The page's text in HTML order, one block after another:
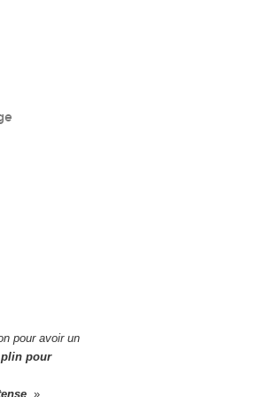
pour avoir un
pour
. »